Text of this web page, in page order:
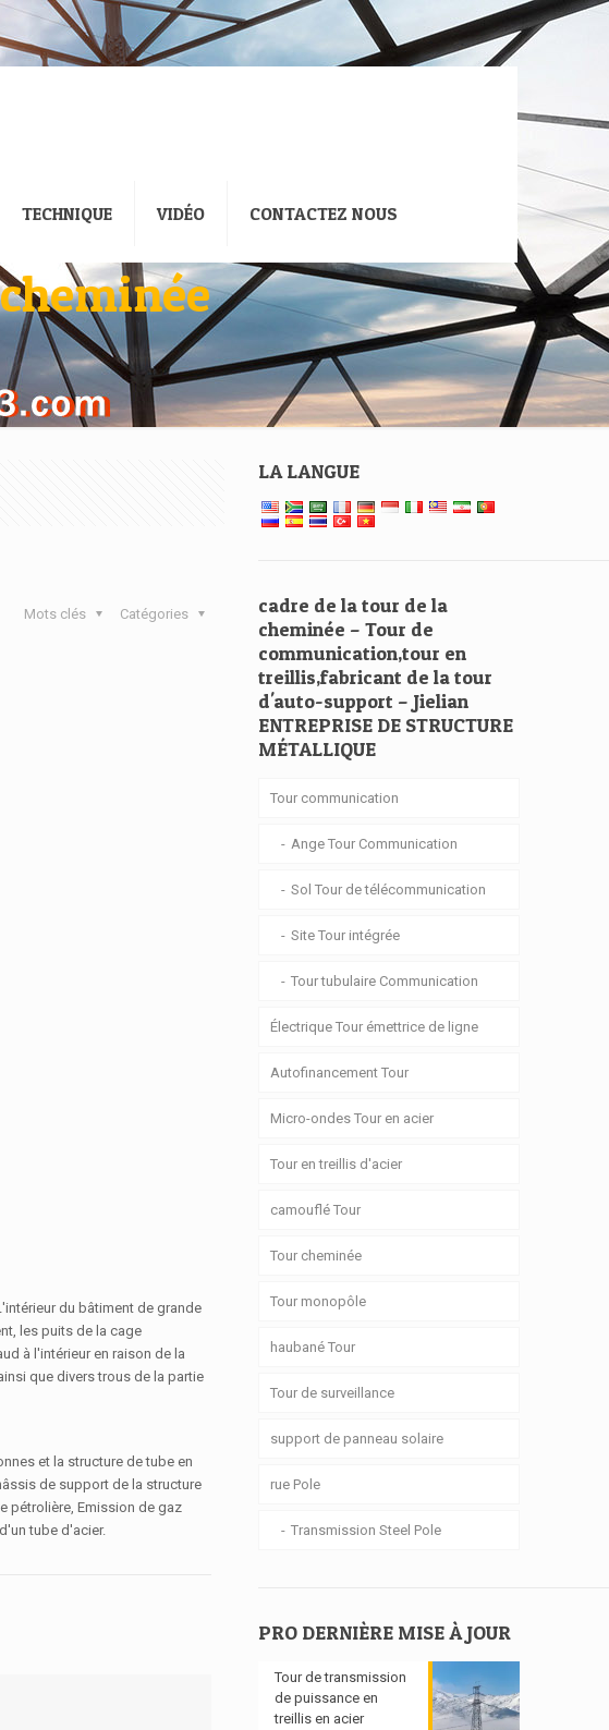
TECHNIQUE VIDÉO CONTACTEZ NOUS
Catégories
Mots clés
du bâtiment de grande
les puits de la cage
à l'intérieur en raison de la
que divers trous de la partie
et la structure de tube en
de support de la structure
pétrolière, Emission de gaz
tube d'acier.
LA LANGUE
cadre de la tour de la
cheminée – Tour de
communication,tour en
treillis,fabricant de la tour
d'auto-support – Jielian
ENTREPRISE DE STRUCTURE
MÉTALLIQUE
Tour communication
Ange Tour Communication
Sol Tour de télécommunication
Site Tour intégrée
Tour tubulaire Communication
Électrique Tour émettrice de ligne
Autofinancement Tour
Micro-ondes Tour en acier
Tour en treillis d'acier
camouflé Tour
Tour cheminée
Tour monopôle
haubané Tour
Tour de surveillance
support de panneau solaire
rue Pole
Transmission Steel Pole
PRO DERNIÈRE MISE À JOUR
Tour de transmission
de puissance en
treillis en acier